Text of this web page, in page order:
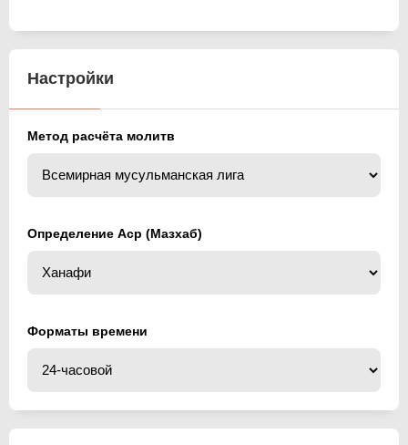
Настройки
Метод расчёта молитв
Определение Аср (Мазхаб)
Форматы времени